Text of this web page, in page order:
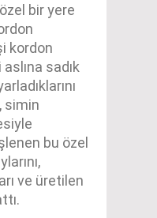
bir yere
kordon
sadık
simin
bu özel
ve üretilen